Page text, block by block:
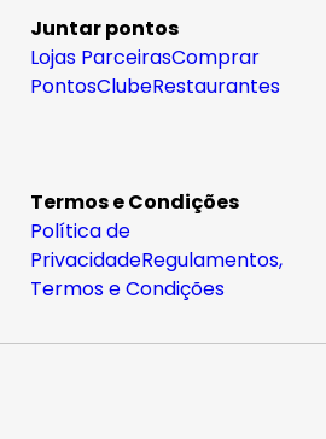
Juntar pontos
Lojas ParceirasComprar
PontosClubeRestaurantes
Termos e Condições
Política de
PrivacidadeRegulamentos,
Termos e Condições